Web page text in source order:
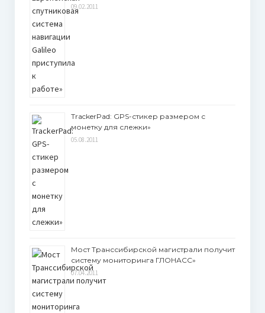
09.02.2011
TrackerPad: GPS-стикер размером с
монетку для слежки»
05.08.2011
Мост Транссибирской магистрали получит
систему мониторинга ГЛОНАСС»
07.04.2011